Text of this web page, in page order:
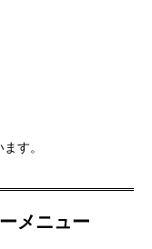
す。
メニュー